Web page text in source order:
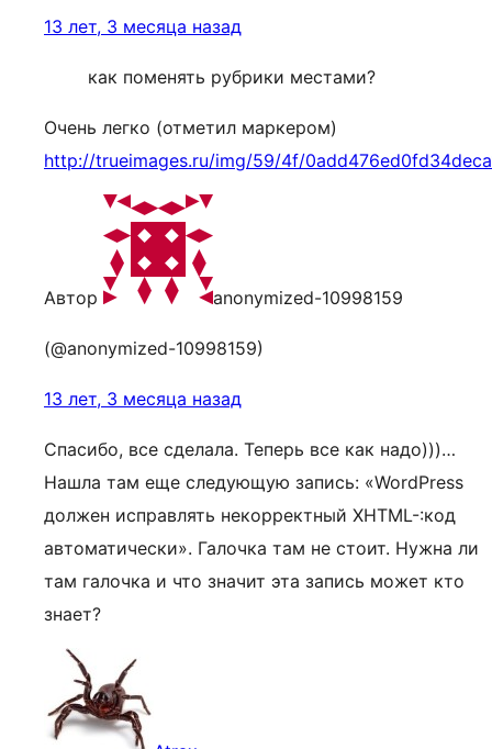
13 лет, 3 месяца назад
как поменять рубрики местами?
Очень легко (отметил маркером)
http://trueimages.ru/img/59/4f/
Автор anonymized-10998159
(@anonymized-10998159)
13 лет, 3 месяца назад
Спасибо, все сделала. Теперь все как надо)))…
Нашла там еще следующую запись: «WordPress
должен исправлять некорректный XHTML-:код
автоматически». Галочка там не стоит. Нужна ли
там галочка и что значит эта запись может кто
знает?